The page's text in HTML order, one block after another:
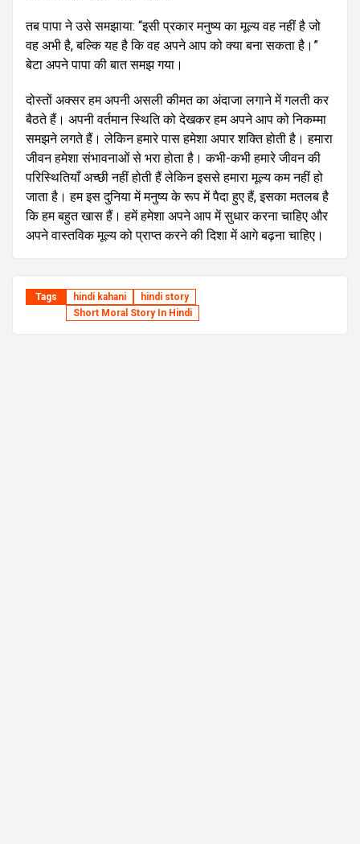
तब पापा ने उसे समझाया: “इसी प्रकार मनुष्य का मूल्य वह नहीं है जो
वह अभी है, बल्कि यह है कि वह अपने आप को क्या बना सकता है।”
बेटा अपने पापा की बात समझ गया।
दोस्तों अक्सर हम अपनी असली कीमत का अंदाजा लगाने में गलती कर
बैठते हैं। अपनी वर्तमान स्थिति को देखकर हम अपने आप को निकम्मा
समझने लगते हैं। लेकिन हमारे पास हमेशा अपार शक्ति होती है। हमारा
जीवन हमेशा संभावनाओं से भरा होता है। कभी-कभी हमारे जीवन की
परिस्थितियाँ अच्छी नहीं होती हैं लेकिन इससे हमारा मूल्य कम नहीं हो
जाता है। हम इस दुनिया में मनुष्य के रूप में पैदा हुए हैं, इसका मतलब है
कि हम बहुत खास हैं। हमें हमेशा अपने आप में सुधार करना चाहिए और
अपने वास्तविक मूल्य को प्राप्त करने की दिशा में आगे बढ़ना चाहिए।
Tags hindi kahani
hindi story
Short Moral Story In Hindi